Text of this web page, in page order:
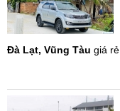
Đà Lạt, Vũng Tàu giá rẻ,